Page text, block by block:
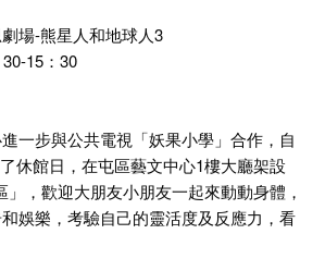
場-熊星人和地球人3
15：30
一步與公共電視「妖果小學」合作，自
休館日，在屯區藝文中心1樓大廳架設
」，歡迎大朋友小朋友一起來動動身體，
娛樂，考驗自己的靈活度及反應力，看